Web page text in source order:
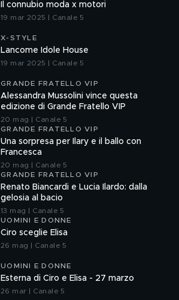
Il connubio moda x motori
19 mar 2025 | Canale 5
X-STYLE
Lancome Idole House
19 mar 2025 | Canale 5
GRANDE FRATELLO VIP
Alessandra Mussolini vince questa
edizione di Grande Fratello VIP
20 mag | Canale 5
GRANDE FRATELLO VIP
Una sorpresa per Ilary e il ballo con
Francesca
20 mag | Canale 5
GRANDE FRATELLO VIP
Renato Biancardi e Lucia Ilardo: dalla
gelosia al bacio
13 mag | Canale 5
UOMINI E DONNE
Ciro sceglie Elisa
26 mag | Canale 5
UOMINI E DONNE
Esterna di Ciro e Elisa - 27 marzo
26 mar | Canale 5